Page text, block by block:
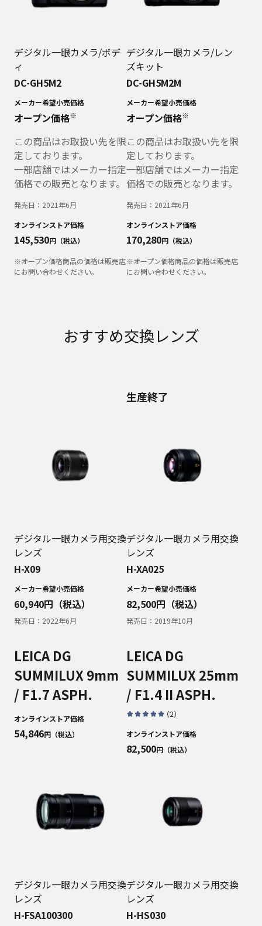
デジタル一眼カメラ/ボデ
ィ
DC-GH5M2
メーカー希望小売価格
オープン価格※
この商品はお取扱い先を限
定しております。
一部店舗ではメーカー指定
価格での販売となります。
発売日： 2021年6月
オンラインストア価格
145,530円（税込）
※オープン価格商品の価格は販売店
にお問い合わせください。
デジタル一眼カメラ/レン
ズキット
DC-GH5M2M
メーカー希望小売価格
オープン価格※
この商品はお取扱い先を限
定しております。
一部店舗ではメーカー指定
価格での販売となります。
発売日： 2021年6月
オンラインストア価格
170,280円（税込）
※オープン価格商品の価格は販売店
にお問い合わせください。
おすすめ交換レンズ
デジタル一眼カメラ用交換
レンズ
H-X09
メーカー希望小売価格
60,940円（税込）
発売日： 2022年6月
LEICA DG
SUMMILUX 9mm
/ F1.7 ASPH.
オンラインストア価格
54,846円（税込）
生産終了
デジタル一眼カメラ用交換
レンズ
H-XA025
メーカー希望小売価格
82,500円（税込）
発売日： 2019年10月
LEICA DG
SUMMILUX 25mm
/ F1.4 II ASPH.
（2）
オンラインストア価格
82,500円（税込）
デジタル一眼カメラ用交換
レンズ
H-FSA100300
デジタル一眼カメラ用交換
レンズ
H-HS030